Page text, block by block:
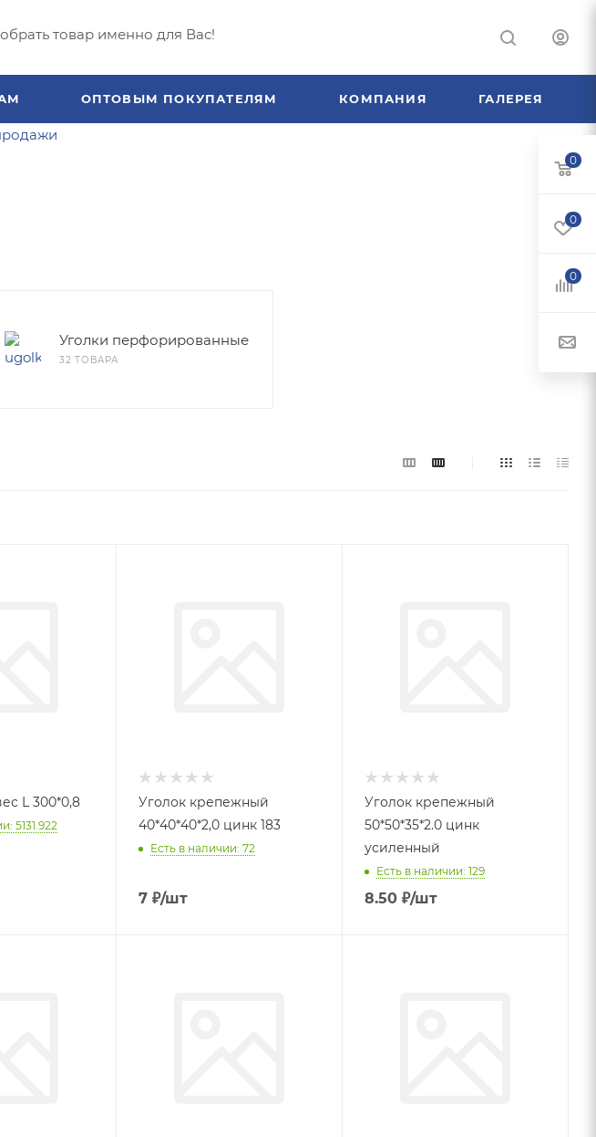
товар именно для Вас!
ОПТОВЫМ ПОКУПАТЕЛЯМ КОМПАНИЯ ГАЛЕРЕЯ
Уголки перфорированные
32 ТОВАРА
L 300*0,8
5131.922
Уголок крепежный
40*40*40*2,0 цинк 183
Есть в наличии: 72
7₽/шт
Уголок крепежный
50*50*35*2.0 цинк
усиленный
Есть в наличии: 129
8.50₽/шт
0
0
0